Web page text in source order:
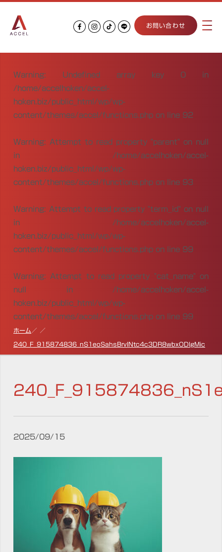
お問い合わせ
Warning: Undefined array key 0 in
/home/accelhoken/accel-
hoken.biz/public_html/wp/wp-
content/themes/accel/functions.php on line 92
Warning: Attempt to read property "parent" on null
in /home/accelhoken/accel-
hoken.biz/public_html/wp/wp-
content/themes/accel/functions.php on line 93
Warning: Attempt to read property "term_id" on null
in /home/accelhoken/accel-
hoken.biz/public_html/wp/wp-
content/themes/accel/functions.php on line 99
Warning: Attempt to read property "cat_name" on
null in /home/accelhoken/accel-
hoken.biz/public_html/wp/wp-
content/themes/accel/functions.php on line 99
ホーム
240_F_915874836_nS1eoSahsBrvINtc4c3DR8wbxODlgMic
2025/09/15